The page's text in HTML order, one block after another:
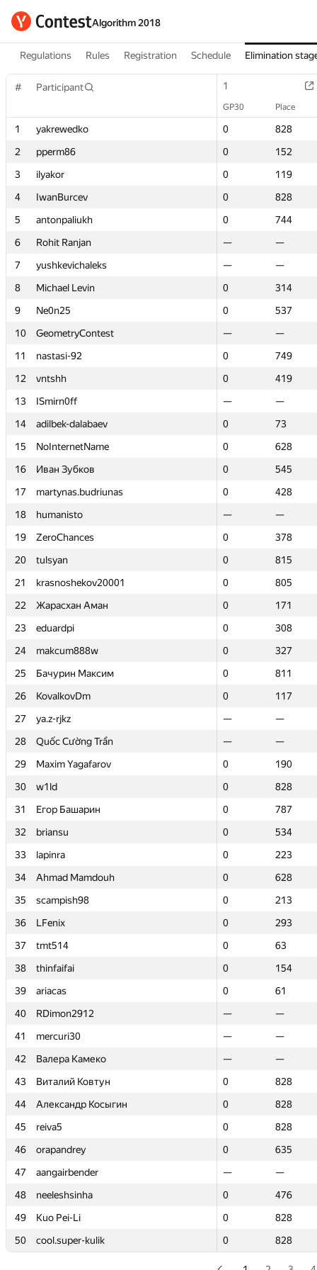
Algorithm 2018
Regulations Rules Registration Schedule Elimination
# Participant 1
GP30 Place
1 yakrewedko 0
828
2
pperm86 0
152
3
ilyakor 0
119
4
IwanBurcev 0
828
5
antonpaliukh 0
744
6
Rohit Ranjan —
—
7
yushkevichaleks —
—
8
Michael Levin 0
314
9
Ne0n25 0
537
10
GeometryContest —
—
11
nastasi-92 0
749
12
vntshh 0
419
13
ISmirn0ff —
—
14
adilbek-dalabaev 0
73
15
NoInternetName 0
628
16
Иван Зубков 0
545
17
martynas.budriunas 0
428
18
humanisto —
—
19
ZeroChances 0
378
20
tulsyan 0
815
21
krasnoshekov20001 0
805
22
Жарасхан Аман 0
171
23
eduardpi 0
308
24
makcum888w 0
327
25
Бачурин Максим 0
811
26
KovalkovDm 0
117
27
ya.z-rjkz —
—
28
Quốc Cường Trần —
—
29
Maxim Yagafarov 0
190
30
w1ld 0
828
31
Егор Башарин 0
787
32
briansu 0
534
33
lapinra 0
223
34
Ahmad Mamdouh 0
628
35
scampish98 0
213
36
LFenix 0
293
37
tmt514 0
63
38
thinfaifai 0
154
39
ariacas 0
61
40
RDimon2912 —
—
41
mercuri30 —
—
42
Валера Камеко —
—
43
Виталий Ковтун 0
828
44
Александр Косыгин 0
828
45
reiva5 0
828
46
orapandrey 0
635
47
aangairbender —
—
48
neeleshsinha 0
476
49
Kuo Pei-Li 0
828
50
cool.super-kulik 0 828
# Participant 1
GP30 Place
1 yakrewedko 0
828
2
pperm86 0
152
3
ilyakor 0
119
4
IwanBurcev 0
828
5
antonpaliukh 0
744
6
Rohit Ranjan —
—
7
yushkevichaleks —
—
8
Michael Levin 0
314
9
Ne0n25 0
537
10
GeometryContest —
—
11
nastasi-92 0
749
12
vntshh 0
419
13
ISmirn0ff —
—
14
adilbek-dalabaev 0
73
15
NoInternetName 0
628
16
Иван Зубков 0
545
17
martynas.budriunas 0
428
18
humanisto —
—
19
ZeroChances 0
378
20
tulsyan 0
815
21
krasnoshekov20001 0
805
22
Жарасхан Аман 0
171
23
eduardpi 0
308
24
makcum888w 0
327
25
Бачурин Максим 0
811
26
KovalkovDm 0
117
27
ya.z-rjkz —
—
28
Quốc Cường Trần —
—
29
Maxim Yagafarov 0
190
30
w1ld 0
828
31
Егор Башарин 0
787
32
briansu 0
534
33
lapinra 0
223
34
Ahmad Mamdouh 0
628
35
scampish98 0
213
36
LFenix 0
293
37
tmt514 0
63
38
thinfaifai 0
154
39
ariacas 0
61
40
RDimon2912 —
—
41
mercuri30 —
—
42
Валера Камеко —
—
43
Виталий Ковтун 0
828
44
Александр Косыгин 0
828
45
reiva5 0
828
46
orapandrey 0
635
47
aangairbender —
—
48
neeleshsinha 0
476
49
Kuo Pei-Li 0
828
50
cool.super-kulik 0 828